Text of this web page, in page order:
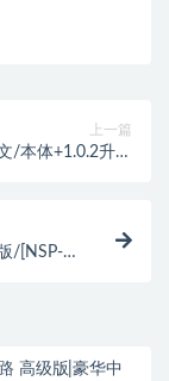
上一篇
/本体+1.0.2升补
/[NSP-
高级版|豪华中